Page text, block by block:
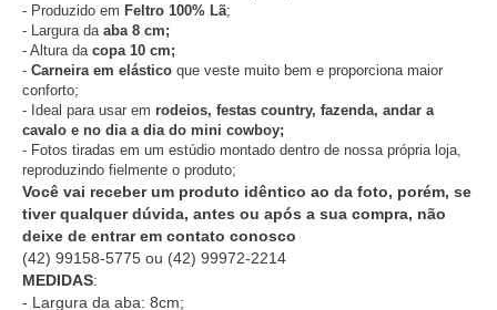
- Produzido em Feltro 100% Lã;
- Largura da aba 8 cm;
- Altura da copa 10 cm;
- Carneira em elástico que veste muito bem e proporciona maior
conforto;
- Ideal para usar em rodeios, festas country, fazenda, andar a
cavalo e no dia a dia do mini cowboy;
- Fotos tiradas em um estúdio montado dentro de nossa própria loja,
reproduzindo fielmente o produto;
Você vai receber um produto idêntico ao da foto, porém, se
tiver qualquer dúvida, antes ou após a sua compra, não
deixe de entrar em contato conosco
(42) 99158-5775 ou (42) 99972-2214
MEDIDAS:
- Largura da aba: 8cm;